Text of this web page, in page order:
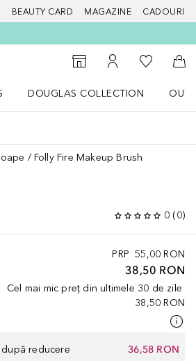
BEAUTY CARD MAGAZINE CADOURI
Către Găsire magazin
Către Contul meu
Către
DOUGLAS COLLECTION
Folly Fire Makeup Brush
0 (0)
PRP 55,00 RON
38,50 RON
Cel mai mic preț din ultimele 30 de zile
38,50 RON
după reducere 36,58 RON